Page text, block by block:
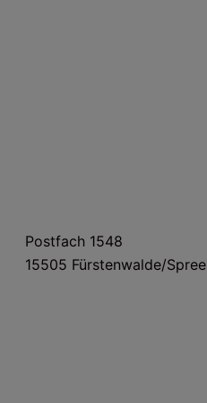
Postfach 1548
15505 Fürstenwalde/Spree